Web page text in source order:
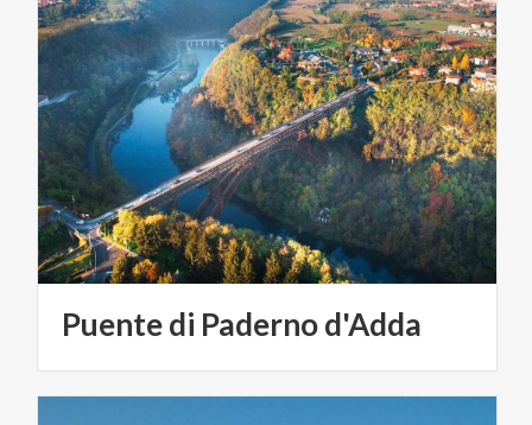
Puentedi Padernod'Adda